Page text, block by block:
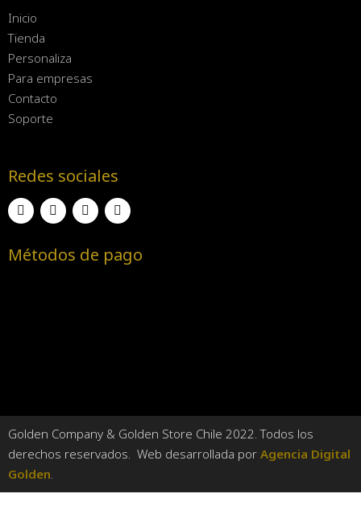
Inicio
Tienda
Personaliza
Para empresas
Contacto
Soporte
Redes sociales
Métodos de pago
Golden Company & Golden Store Chile 2022. Todos los
derechos reservados. Web desarrollada por Agencia Digital
Golden